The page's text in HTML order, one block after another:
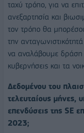
ταχύ τρόπο, για να
ανεξαρτησία και
τον τρόπο θα
την
να αναλάβουμε δράση
κυβερνήσεις και τα
Δεδομένου του
τελευταίους μήνες,
επενδύσεις της SE
2023;